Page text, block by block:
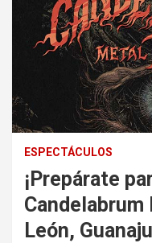
ESPECTÁCULOS
¡Prepárate
León,